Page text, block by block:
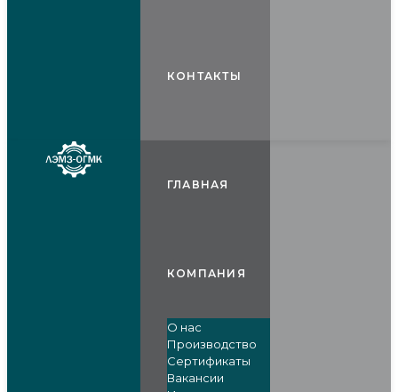
КОНТАКТЫ
ГЛАВНАЯ
КОМПАНИЯ
О нас
Производство
Сертификаты
Вакансии